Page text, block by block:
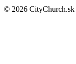
© 2026 CityChurch.sk